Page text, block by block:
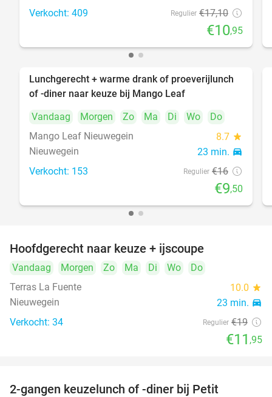
Verkocht: 409 Regulier €17,10
€10,95
41%
Lunchgerecht + warme drank of proeverijlunch
of -diner naar keuze bij Mango Leaf
Vandaag
Morgen Zo Ma Di Wo
Do
Mango Leaf Nieuwegein
8.7 star
Nieuwegein 23 min. directions_car
Verkocht: 153 Regulier €16
€9,50
Hoofdgerecht naar keuze + ijscoupe
Vandaag Morgen Zo Ma Di Wo
Do
Terras La Fuente
10.0 star
Nieuwegein 23 min. directions_car
Verkocht: 34 Regulier €19
€11 ,95
2-gangen keuzelunch of -diner bij Petit